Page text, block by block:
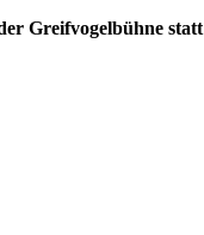
Greifvogelbühne statt